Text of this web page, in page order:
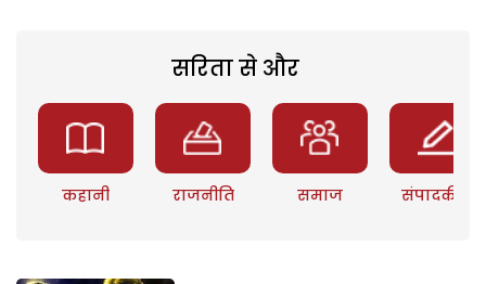
सरिता से और
कहानी राजनीति समाज संपादकीय